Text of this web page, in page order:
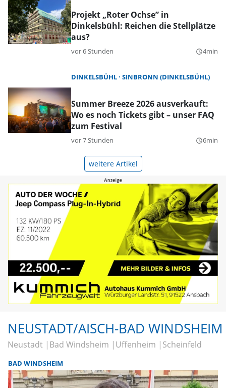
Projekt „Roter Ochse” in
Dinkelsbühl: Reichen die Stellplätze
aus?
vor 6 Stunden query_builder4min
DINKELSBÜHL SINBRONN (DINKELSBÜHL)
Summer Breeze 2026 ausverkauft:
Wo es noch Tickets gibt – unser FAQ
zum Festival
vor 7 Stunden query_builder6min
weitere Artikel
NEUSTADT/AISCH-BAD WINDSHEIM
Neustadt Bad Windsheim Uffenheim Scheinfeld
BAD WINDSHEIM